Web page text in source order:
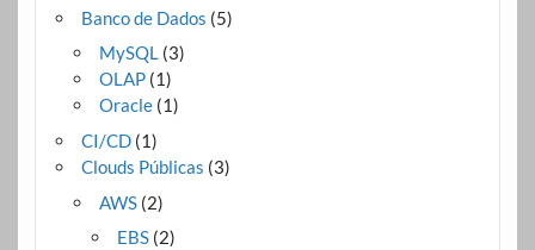
Banco de Dados (5)
MySQL(3)
OLAP(1)
Oracle(1)
CI/CD(1)
Clouds Públicas (3)
AWS(2)
EBS (2)